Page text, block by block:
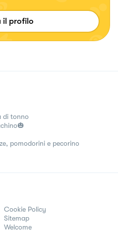
il profilo
di tonno
pomodorini e pecorino
Cookie Policy
Sitemap
Welcome